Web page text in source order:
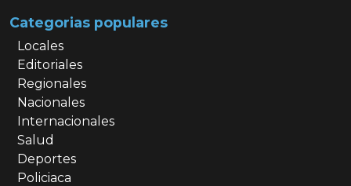
Categorias populares
Locales
Editoriales
Regionales
Nacionales
Internacionales
Salud
Deportes
Policiaca